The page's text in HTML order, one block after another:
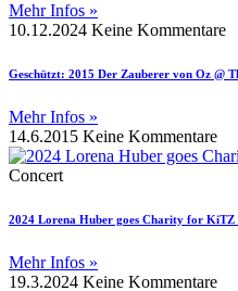
Mehr Infos »
10.12.2024 Keine Kommentare
Geschützt: 2015 Der Zauberer von Oz @
Mehr Infos »
14.6.2015 Keine Kommentare
Concert
2024 Lorena Huber goes Charity for KiTZ
Mehr Infos »
19.3.2024 Keine Kommentare